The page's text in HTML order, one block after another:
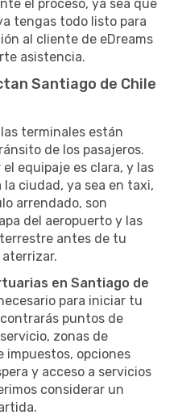
el proceso, ya sea que
tengas todo listo para
al cliente de eDreams
asistencia.
Santiago de Chile
las terminales están
de los pasajeros.
equipaje es clara, y las
ciudad, ya sea en taxi,
arrendado, son
del aeropuerto y las
antes de tu
en Santiago de
para iniciar tu
puntos de
zonas de
impuestos, opciones
y acceso a servicios
considerar un